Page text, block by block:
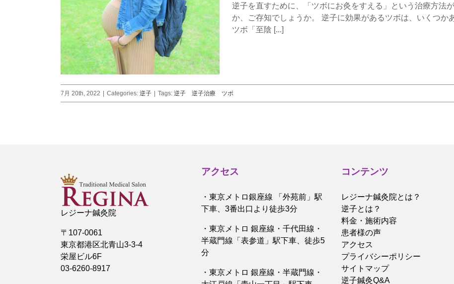
逆子を直すために、「ツボにお灸をすえる」という治療方法
か、ご存知でしょうか。 逆子に効果があるツボは、いくつか
ツボ「至陰 [...]
7月 20th, 2022 Categories: 逆子 Tags: 逆子 逆子治療 ツボ
レジーナ鍼灸院
〒107-0061
東京都港区北青山3-3-4
栄屋ビル6F
03-6260-8917
アクセス
・東京メトロ銀座線 「外苑前」駅
下車、3番出口より徒歩3分
・東京メトロ 銀座線・千代田線・
半蔵門線「表参道」駅下車、徒歩5
分
・東京メトロ 銀座線・半蔵門線・
コンテンツ
レジーナ鍼灸院とは？
逆子とは？
料金・施術内容
患者様の声
アクセス
プライバシーポリシー
サイトマップ
逆子鍼灸Q&A